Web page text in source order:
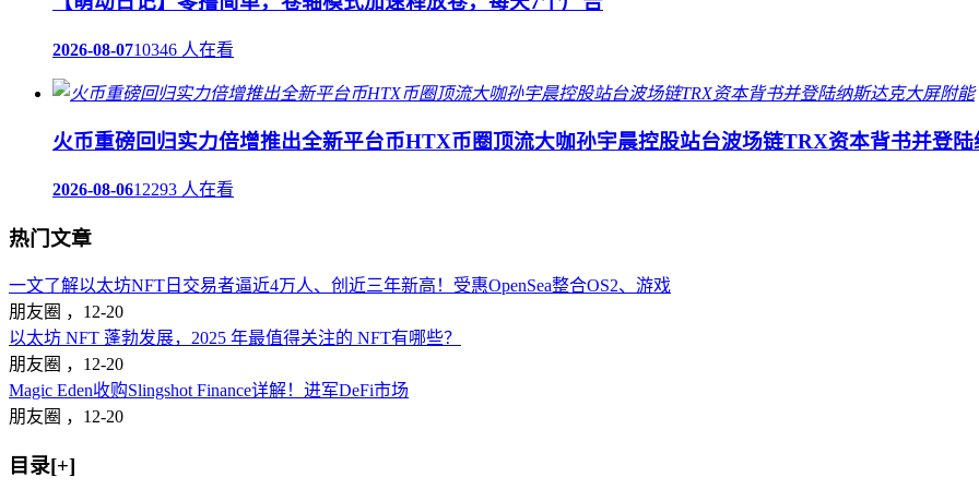
2026-08-0710346 人在看
火币重磅回归实力倍增推出全新平台币HTX币圈顶流大咖孙宇晨控股站台波场链TRX资本背书并登
2026-08-0612293 人在看
热门文章
一文了解以太坊NFT日交易者逼近4万人、创近三年新高！受惠OpenSea整合OS2、游戏
朋友圈 ， 12-20
以太坊 NFT 蓬勃发展，2025 年最值得关注的 NFT有哪些？
朋友圈 ， 12-20
Magic Eden收购Slingshot Finance详解！进军DeFi市场
朋友圈 ， 12-20
目录[+]